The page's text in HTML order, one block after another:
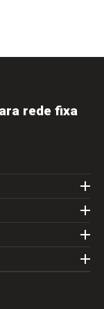
rede fixa